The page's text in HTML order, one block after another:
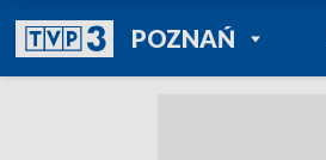
POZNAŃPOWRÓT DO
TVP REGIONY